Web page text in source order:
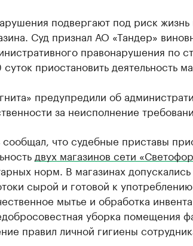
подвергают под риск жизнь
Суд признал АО «Тандер»
правонарушения по
приостановить деятельность
предупредили об
за неисполнение
что судебные приставы
двух магазинов сети
норм. В магазинах
сырой и готовой к
мытье и обработка
уборка помещения
правил личной гигиены